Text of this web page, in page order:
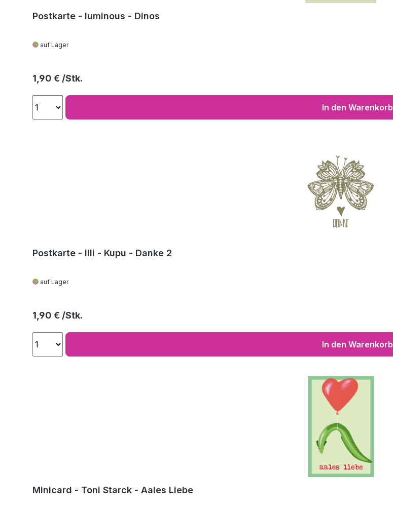
Postkarte - luminous - Dinos
auf Lager
Regulärer Preis:
1,90 €
In den Warenkorb
Postkarte - illi - Kupu - Danke 2
auf Lager
Regulärer Preis:
1,90 €
In den Warenkorb
Minicard - Toni Starck - Aales Liebe